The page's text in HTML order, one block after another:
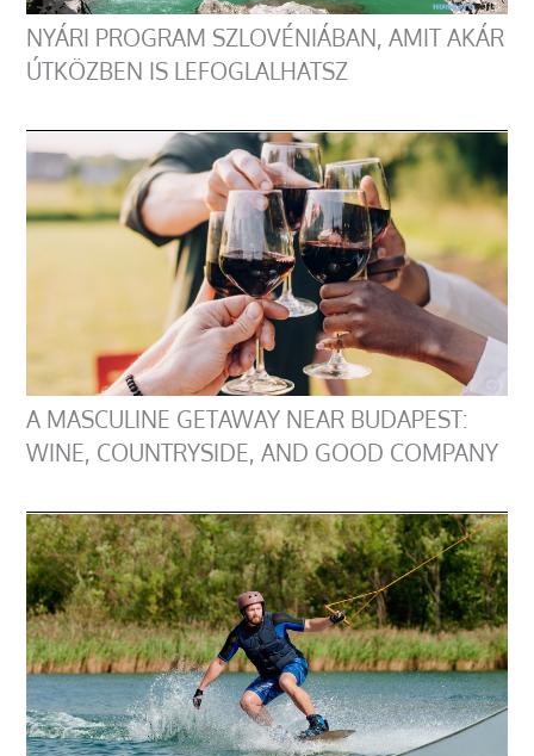
NYÁRI PROGRAM SZLOVÉNIÁBAN, AMIT AKÁR
ÚTKÖZBEN IS LEFOGLALHATSZ
A MASCULINE GETAWAY NEAR BUDAPEST:
WINE, COUNTRYSIDE, AND GOOD COMPANY